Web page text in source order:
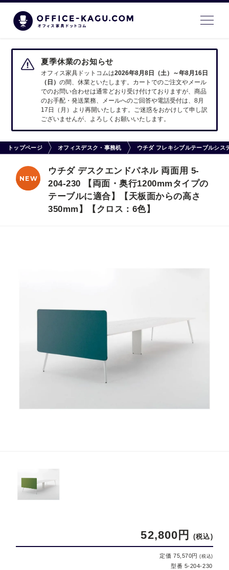
夏季休業のお知らせ
オフィス家具ドットコムは2026年8月8日（土）～年8月16日
（日）の間、休業といたします。カートでのご注文やメール
でのお問い合わせは通常どおり受け付けておりますが、商品
のお手配・発送業務、メールへのご回答や電話受付は、8月
17日（月）より再開いたします。ご迷惑をおかけして申し訳
ございませんが、よろしくお願いいたします。
トップページ オフィスデスク・事務机 ウチダ フレキシブルテーブルシ
NEW
ウチダ デスクエンドパネル 両面用 5-
204-230 【両面・奥行1200mmタイプの
テーブルに適合】【天板面からの高さ
350mm】【クロス：6色】
52,800円 (税込)
定価 75,570円(税込)
型番 5-204-230